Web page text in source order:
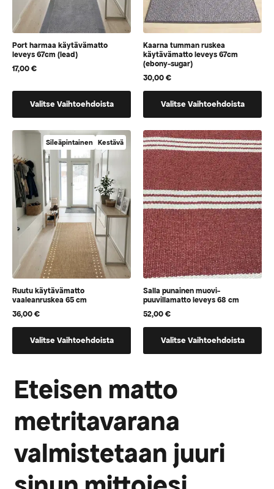
Port harmaa käytävämatto
leveys 67cm (lead)
17,00€
Valitse Vaihtoehdoista
tuotteella
vaihtoehtoja,
jotka
voidaan
valita
tuotteen
sivulla
Kaarna tumman ruskea
käytävämatto leveys 67cm
(ebony-sugar)
30,00€
Valitse Vaihtoehdoista
tuotteella
vaihtoehtoja,
jotka
voidaan
valita
tuotteen
sivulla
Sileäpintainen Kestävä
Ruutu käytävämatto
vaaleanruskea 65 cm
36,00€
Valitse Vaihtoehdoista
tuotteella
jotka
valita
tuotteen
sivulla
Salla punainen muovi-
puuvillamatto leveys 68 cm
52,00€
Valitse Vaihtoehdoista
tuotteella
jotka
valita
tuotteen
sivulla
Eteisen matto
metritavarana
valmistetaan juuri